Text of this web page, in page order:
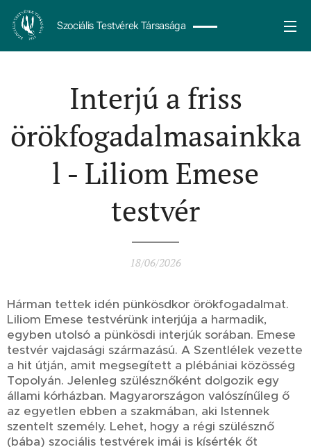
Szociális Testvérek Társasága
Interjú a friss
örökfogadalmasainkka
l - Liliom Emese
testvér
18/06/2026
Hárman tettek idén pünkösdkor örökfogadalmat.
Liliom Emese testvérünk interjúja a harmadik,
egyben utolsó a pünkösdi interjúk sorában. Emese
testvér vajdasági származású. A Szentlélek vezette
a hit útján, amit megsegített a plébániai közösség
Topolyán. Jelenleg szülésznőként dolgozik egy
állami kórházban. Magyarországon valószínűleg ő
az egyetlen ebben a szakmában, aki Istennek
szentelt személy. Lehet, hogy a régi szülésznő
(bába) szociális testvérek imái is kísérték őt